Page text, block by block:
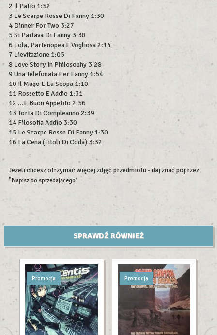
2 Il Patio 1:52
3 Le Scarpe Rosse Di Fanny 1:30
4 Dinner For Two 3:27
5 Si Parlava Di Fanny 3:38
6 Lola, Partenopea E Vogliosa 2:14
7 Lievitazione 1:05
8 Love Story In Philosophy 3:28
9 Una Telefonata Per Fanny 1:54
10 Il Mago E La Scopa 1:10
11 Rossetto E Addio 1:31
12 ...E Buon Appetito 2:56
13 Torta Di Compleanno 2:39
14 Filosofia Addio 3:30
15 Le Scarpe Rosse Di Fanny 1:30
16 La Cena (Titoli Di Coda) 3:32
Jeżeli chcesz otrzymać więcej zdjęć przedmiotu - daj znać poprzez
"Napisz do sprzedającego"
SPRAWDŹ RÓWNIEŻ
Promocja Promocja